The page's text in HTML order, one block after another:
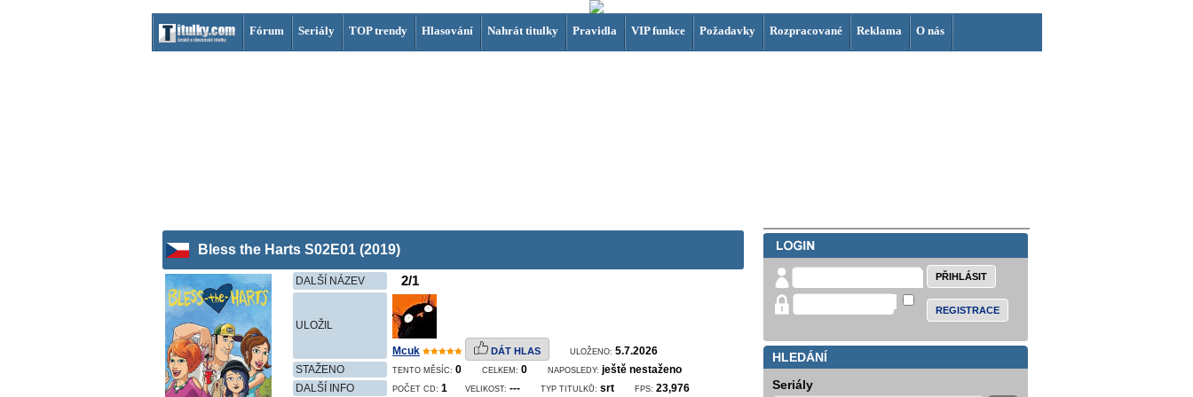
Fórum Seriály TOP trendy Hlasování Nahrát titulky Pravidla VIP funkce Požadavky Rozpracované Reklama O nás
Bless the Harts S02E01 (2019)
DALŠÍ NÁZEV 2/1
ULOŽIL
Mcuk DÁT HLAS ULOŽENO: 5.7.2026
STAŽENO
TENTO MĚSÍC: 0 CELKEM: 0 NAPOSLEDY: ještě nestaženo
DALŠÍ INFO
POČET CD: 1 VELIKOST: --- TYP TITULKŮ: srt FPS: 23,976
REGISTRACE
HLEDÁNÍ
Seriály